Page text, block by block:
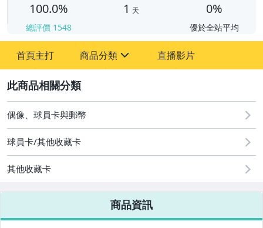
100.0%
總評價 1548
1 天 0%
優於全站平均
首頁主打 商品分類
成人專區
玩具、模型與公仔
男性精品與服飾
直播影片
偶像、球員卡與郵幣
球員卡/其他收藏卡
其他收藏卡
商品資訊